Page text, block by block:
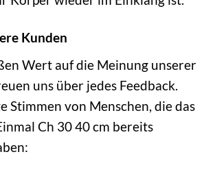
Kunden
Wert auf die Meinung unserer
uns über jedes Feedback.
Stimmen von Menschen, die das
Ch 30 40 cm bereits